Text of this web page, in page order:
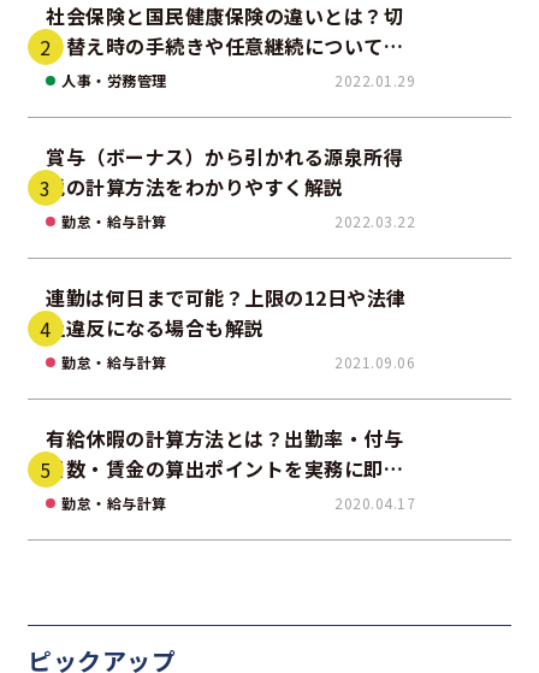
社会保険と国民健康保険の違いとは？切
り替え時の手続きや任意継続について解
説！
人事・労務管理 2022.01.29
賞与（ボーナス）から引かれる源泉所得
税の計算方法をわかりやすく解説
勤怠・給与計算 2022.03.22
連勤は何日まで可能？上限の12日や法律
上違反になる場合も解説
勤怠・給与計算 2021.09.06
有給休暇の計算方法とは？出勤率・付与
日数・賃金の算出ポイントを実務に即し
て解説
勤怠・給与計算 2020.04.17
ピックアップ